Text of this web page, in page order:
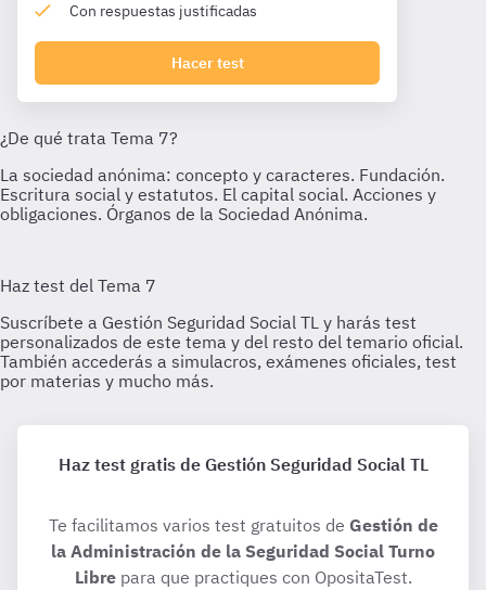
Con respuestas justificadas
Hacer test
Haz test gratis de Gestión Seguridad Social TL
Te facilitamos varios test gratuitos de Gestión de
la Administración de la Seguridad Social Turno
Librepara que practiques con OpositaTest.